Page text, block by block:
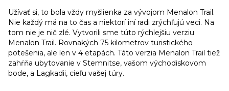
Užívať si, to bola vždy myšlienka za vývojom Menalon Trail.
Nie každý má na to čas a niektorí iní radi zrýchľujú veci. Na
tom nie je nič zlé. Vytvorili sme túto rýchlejšiu verziu
Menalon Trail. Rovnakých 75 kilometrov turistického
potešenia, ale len v 4 etapách. Táto verzia Menalon Trail tiež
zahŕňa ubytovanie v Stemnitse, vašom východiskovom
bode, a Lagkadii, cieľu vašej túry.